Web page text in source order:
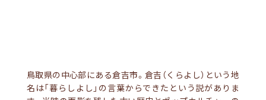
鳥取県の中心部にある倉吉市。倉吉（くらよし）という地
名は「暮らしよし」の言葉からできたという説がありま